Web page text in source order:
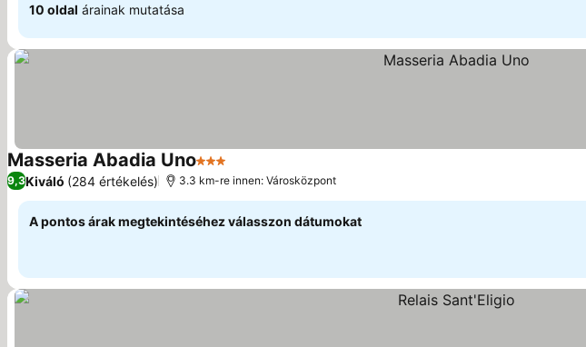
10 oldal árainak mutatása
Masseria Abadia Uno3 Kategória
9,3Kiváló (284 értékelés) 3.3 km-re innen: Városközpont
A pontos árak megtekintéséhez válasszon dátumokat